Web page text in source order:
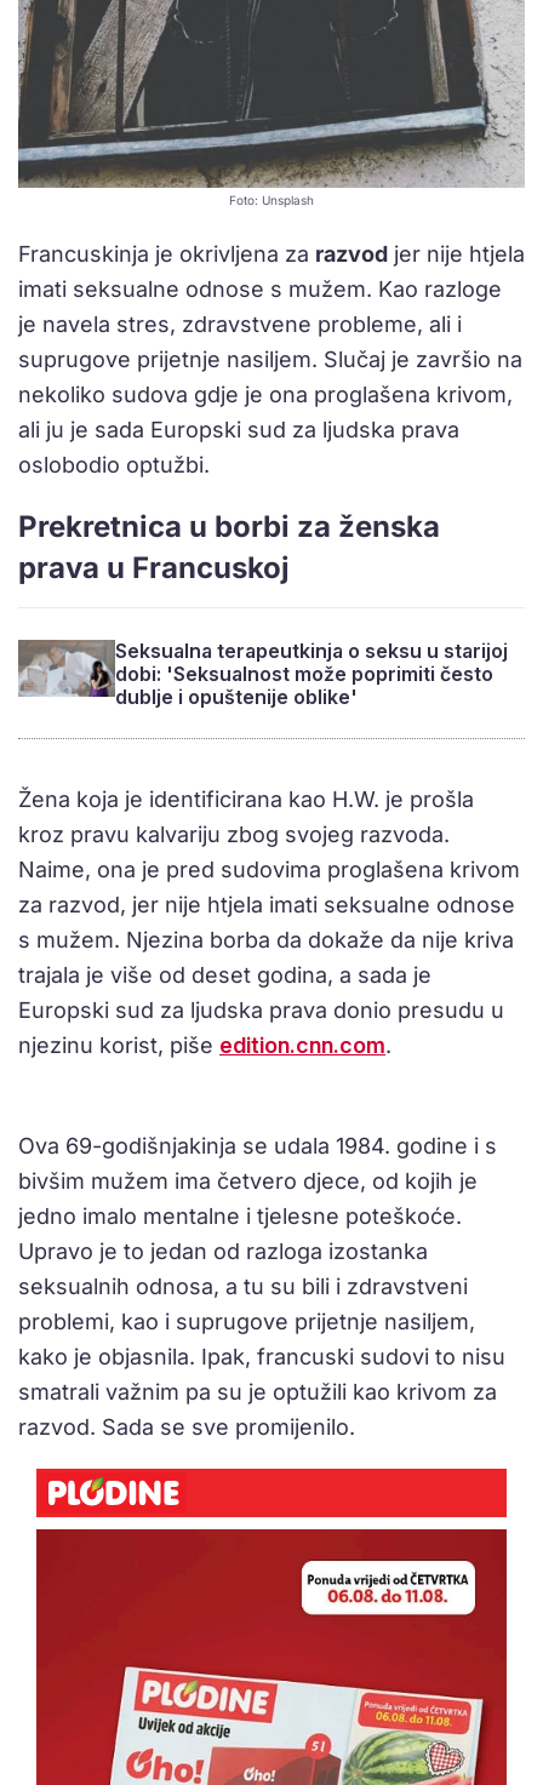
Foto: Unsplash
Francuskinja je okrivljena za razvod jer nije htjela
imati seksualne odnose s mužem. Kao razloge
je navela stres, zdravstvene probleme, ali i
suprugove prijetnje nasiljem. Slučaj je završio na
nekoliko sudova gdje je ona proglašena krivom,
ali ju je sada Europski sud za ljudska prava
oslobodio optužbi.
Prekretnica u borbi za ženska
prava u Francuskoj
Seksualna terapeutkinja o seksu u starijoj
dobi: 'Seksualnost može poprimiti često
dublje i opuštenije oblike'
Žena koja je identificirana kao H.W. je prošla
kroz pravu kalvariju zbog svojeg razvoda.
Naime, ona je pred sudovima proglašena krivom
za razvod, jer nije htjela imati seksualne odnose
s mužem. Njezina borba da dokaže da nije kriva
trajala je više od deset godina, a sada je
Europski sud za ljudska prava donio presudu u
njezinu korist, piše edition.cnn.com.
Ova 69-godišnjakinja se udala 1984. godine i s
bivšim mužem ima četvero djece, od kojih je
jedno imalo mentalne i tjelesne poteškoće.
Upravo je to jedan od razloga izostanka
seksualnih odnosa, a tu su bili i zdravstveni
problemi, kao i suprugove prijetnje nasiljem,
kako je objasnila. Ipak, francuski sudovi to nisu
smatrali važnim pa su je optužili kao krivom za
razvod. Sada se sve promijenilo.